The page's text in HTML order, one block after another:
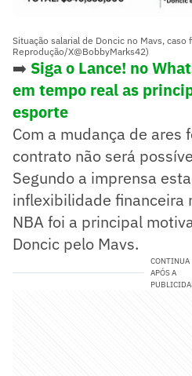
Situação salarial de Doncic no Mavs, caso
Reprodução/X@BobbyMarks42)
➡️ Siga o Lance! no
em tempo real as
esporte
Com a mudança de ares
contrato não será
Segundo a imprensa
inflexibilidade financeira
NBA foi a principal
Doncic pelo Mavs.
CONTINUA
APÓS A